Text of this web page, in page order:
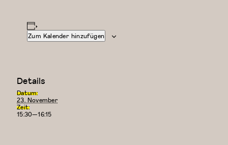
Zum Kalender hinzufügen
Details
Datum:
23. November
Zeit:
15:30—16:15